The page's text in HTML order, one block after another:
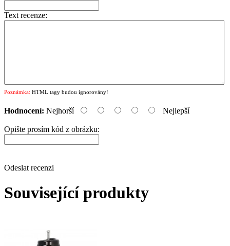
Text recenze:
Poznámka: HTML tagy budou ignorovány!
Hodnocení: Nejhorší Nejlepší
Opište prosím kód z obrázku:
Odeslat recenzi
Související produkty